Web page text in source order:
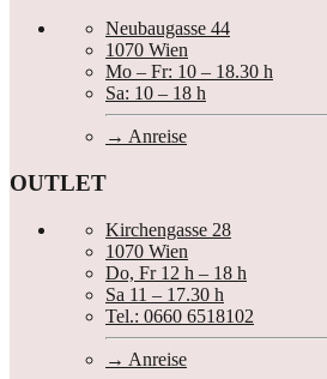
Neubaugasse 44
1070 Wien
Mo – Fr: 10 – 18.30 h
Sa: 10 – 18 h
Anreise
OUTLET
Kirchengasse 28
1070 Wien
Do, Fr 12 h – 18 h
Sa 11 – 17.30 h
Tel.: 0660 6518102
Anreise